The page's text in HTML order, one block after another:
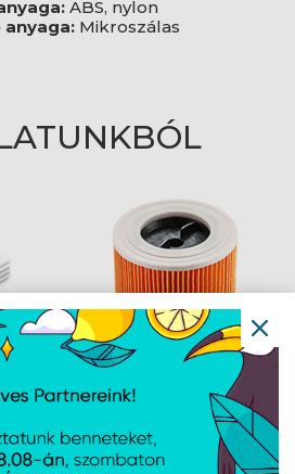
ABS, nylon
Mikroszálas
DB
Karcher Cartridge filter
patronszűrő 2.863-303.0